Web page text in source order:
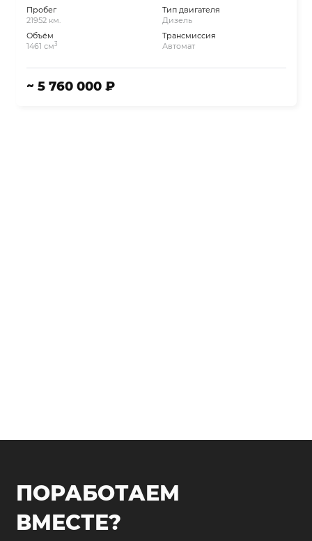
Пробег
21952 км.
Объём
1461 см3
Тип двигателя
Дизель
Трансмиссия
Автомат
~ 5 760 000 ₽
ПОРАБОТАЕМ
ВМЕСТЕ?